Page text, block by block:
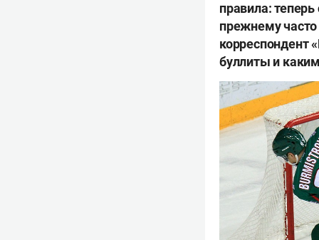
правила:
прежнему
корреспондент
буллиты и